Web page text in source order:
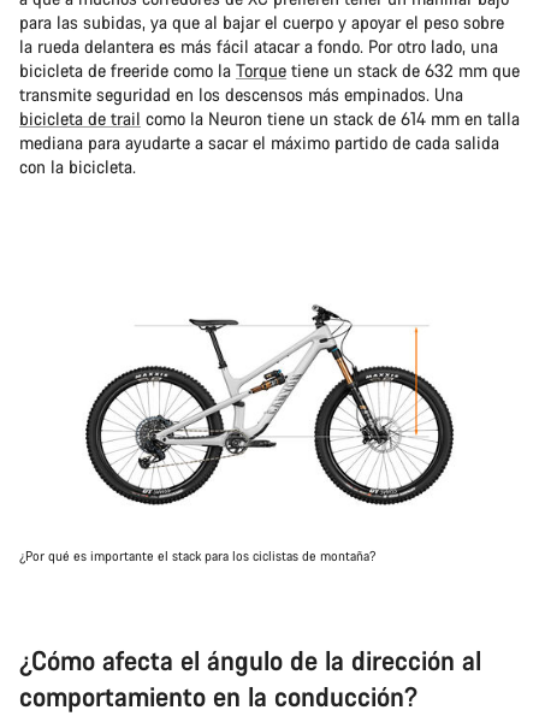
para las subidas, ya que al bajar el cuerpo y apoyar el peso sobre
la rueda delantera es más fácil atacar a fondo. Por otro lado, una
bicicleta de freeride como la Torque tiene un stack de 632 mm que
transmite seguridad en los descensos más empinados. Una
bicicleta de trail como la Neuron tiene un stack de 614 mm en talla
mediana para ayudarte a sacar el máximo partido de cada salida
con la bicicleta.
¿Por qué es importante el stack para los ciclistas de montaña?
¿Cómo afecta el ángulo de la dirección al
comportamiento en la conducción?